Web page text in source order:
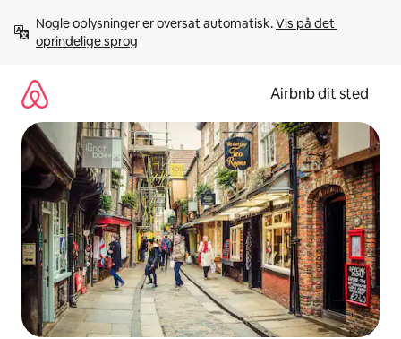
videre
Nogle oplysninger er oversat automatisk. Vis på det
oprindelige sprog
Airbnb dit sted